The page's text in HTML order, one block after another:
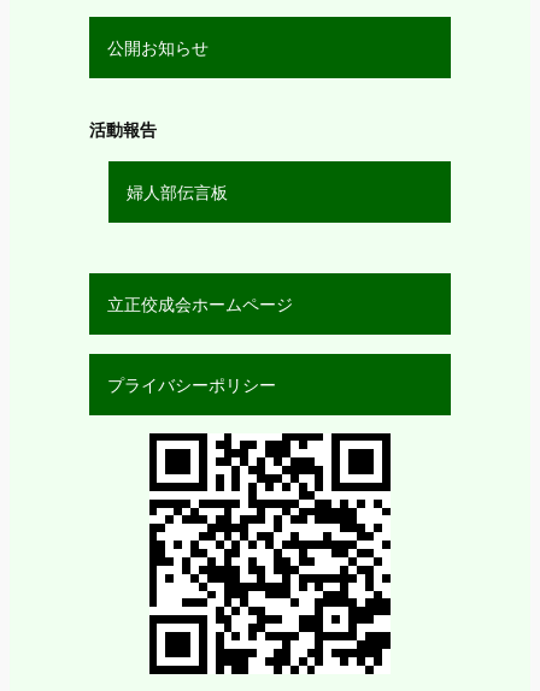
公開お知らせ
活動報告
婦人部伝言板
立正佼成会ホームページ
プライバシーポリシー